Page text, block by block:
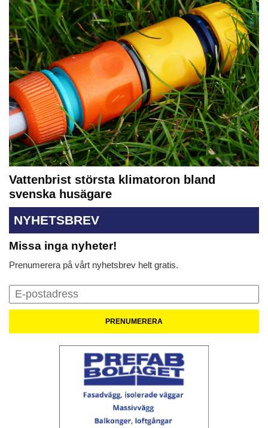
Vattenbrist största klimatoron bland
svenska husägare
NYHETSBREV
Missa inga nyheter!
Prenumerera på vårt nyhetsbrev helt gratis.